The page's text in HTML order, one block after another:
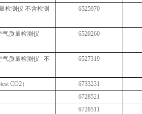
检测仪 不含检测
6525970
气质量检测仪
6520260
气质量检测仪 不
6527319
CO2） 6733231
6728521
6728511